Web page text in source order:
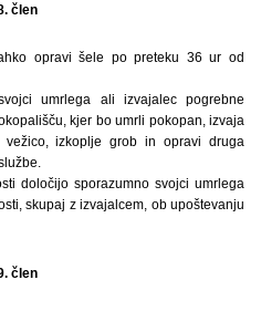
člen
opravi šele po preteku 36 ur od
umrlega ali izvajalec pogrebne
kjer bo umrli pokopan, izvaja
izkoplje grob in opravi druga
določijo sporazumno svojci umrlega
skupaj z izvajalcem, ob upoštevanju
člen